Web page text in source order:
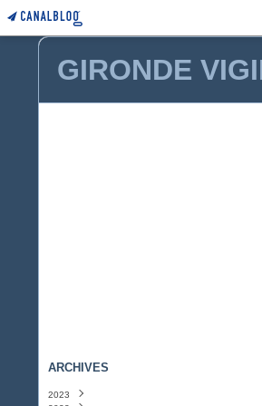
GIRONDE
ARCHIVES
2023